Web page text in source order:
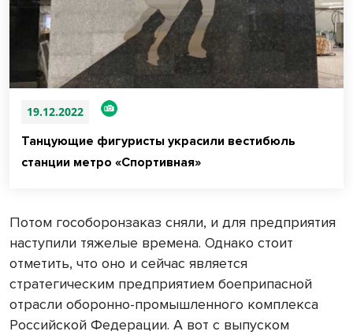
19.12.2022
Танцующие фигуристы украсили вестибюль
станции метро «Спортивная»
Потом гособоронзаказ сняли, и для предприятия
наступили тяжелые времена. Однако стоит
отметить, что оно и сейчас является
стратегическим предприятием боеприпасной
отрасли оборонно-промышленного комплекса
Российской Федерации. А вот с выпуском